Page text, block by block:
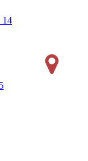
14